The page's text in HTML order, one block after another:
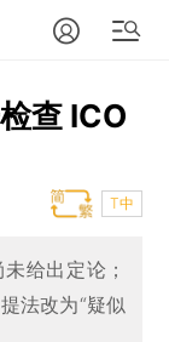
查 ICO
T中
给出定论；
法改为“疑似